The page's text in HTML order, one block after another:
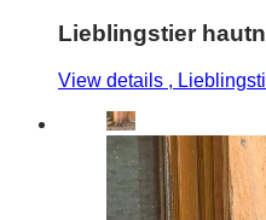
Lieblingstier
View details ,